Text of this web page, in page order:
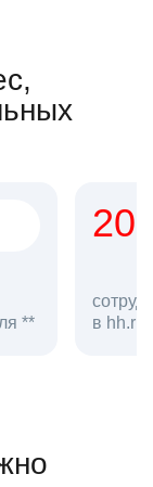
**
в hh.ru